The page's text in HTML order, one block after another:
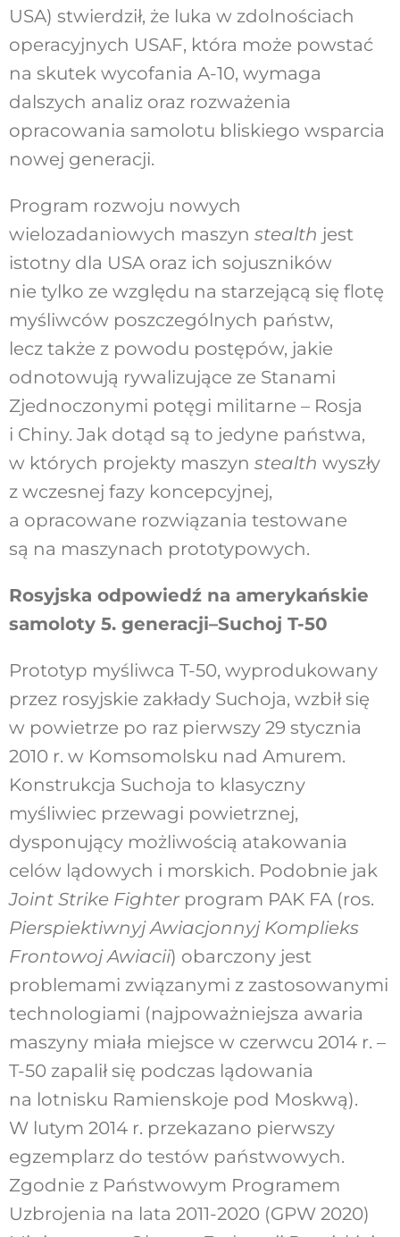
USA) stwierdził, że luka w zdolnościach
operacyjnych USAF, która może powstać
na skutek wycofania A-10, wymaga
dalszych analiz oraz rozważenia
opracowania samolotu bliskiego wsparcia
nowej generacji.
Program rozwoju nowych
wielozadaniowych maszyn stealth jest
istotny dla USA oraz ich sojuszników
nie tylko ze względu na starzejącą się flotę
myśliwców poszczególnych państw,
lecz także z powodu postępów, jakie
odnotowują rywalizujące ze Stanami
Zjednoczonymi potęgi militarne – Rosja
i Chiny. Jak dotąd są to jedyne państwa,
w których projekty maszyn stealth wyszły
z wczesnej fazy koncepcyjnej,
a opracowane rozwiązania testowane
są na maszynach prototypowych.
Rosyjska odpowiedź na amerykańskie
samoloty 5. generacji–Suchoj T-50
Prototyp myśliwca T-50, wyprodukowany
przez rosyjskie zakłady Suchoja, wzbił się
w powietrze po raz pierwszy 29 stycznia
2010 r. w Komsomolsku nad Amurem.
Konstrukcja Suchoja to klasyczny
myśliwiec przewagi powietrznej,
dysponujący możliwością atakowania
celów lądowych i morskich. Podobnie jak
Joint Strike Fighterprogram PAK FA (ros.
Pierspiektiwnyj Awiacjonnyj Komplieks
Frontowoj Awiacii) obarczony jest
problemami związanymi z zastosowanymi
technologiami (najpoważniejsza awaria
maszyny miała miejsce w czerwcu 2014 r. –
T-50 zapalił się podczas lądowania
na lotnisku Ramienskoje pod Moskwą).
W lutym 2014 r. przekazano pierwszy
egzemplarz do testów państwowych.
Zgodnie z Państwowym Programem
Uzbrojenia na lata 2011-2020 (GPW 2020)